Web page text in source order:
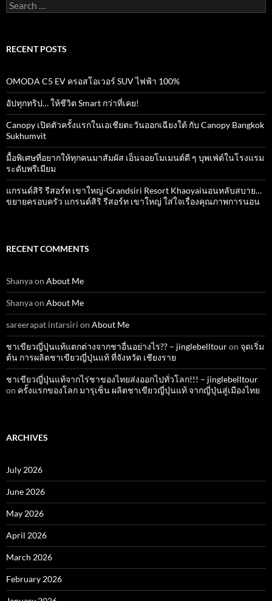
Search
for:
RECENT POSTS
OMODA C5 EV ครอสโอเวอร์ SUV ไฟฟ้า 100%
อัปทุกทริป… ให้ชีวิต Smart กว่าที่เคย!
Canopy เปิดตัวครั้งแรกในเอเชียตะวันออกเฉียงใต้ กับ Canopy Bangkok
Sukhumvit
มื้อพิเศษที่อยากให้ทุกคนมาสัมผัส เอ็นจอยโมเมนต์ดี ๆ บุพเฟ่ต์ในโรงแรม
ระดับพรีเมียม
แกรนด์สิริ​ รีสอร์ท​ เขาใหญ่​-Grandsiri​ Resort​ Khaoyaiนอนหลับสบาย…
ขยายครอบครัว แกรนด์สิริ รีสอร์ท เขาใหญ่ ใส่ใจเรื่องคุณภาพการนอน
RECENT COMMENTS
Shanyaon About Me
Shanyaon About Me
sareerapat intarsiri on About Me
ชาเขียวญี่ปุ่นแท้แตกต่างจากชาอื่นอย่างไร?? – jinglebelltouron จุดเริ่ม
ต้น การผลิตชาเขียวญี่ปุ่นแท้ ที่จังหวัด เชียงราย
ชาเขียวญี่ปุ่นแท้จากไร่ชาของไทยส่งออกไปทั่วโลก!!! – jinglebelltour
on ครั้งแรกของโลก มารุเซ็น ผลิตชาเขียวญี่ปุ่นแท้ จากญี่ปุ่นสู่เมืองไทย
ARCHIVES
July 2026
June 2026
May 2026
April 2026
March 2026
February 2026